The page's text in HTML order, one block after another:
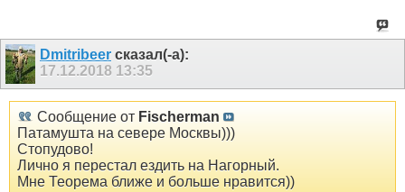
Dmitribeer сказал(-а):
17.12.2018 13:35
Сообщение от Fischerman
Патамушта на севере Москвы)))
Стопудово!
Лично я перестал ездить на Нагорный.
Мне Теорема ближе и больше нравится))